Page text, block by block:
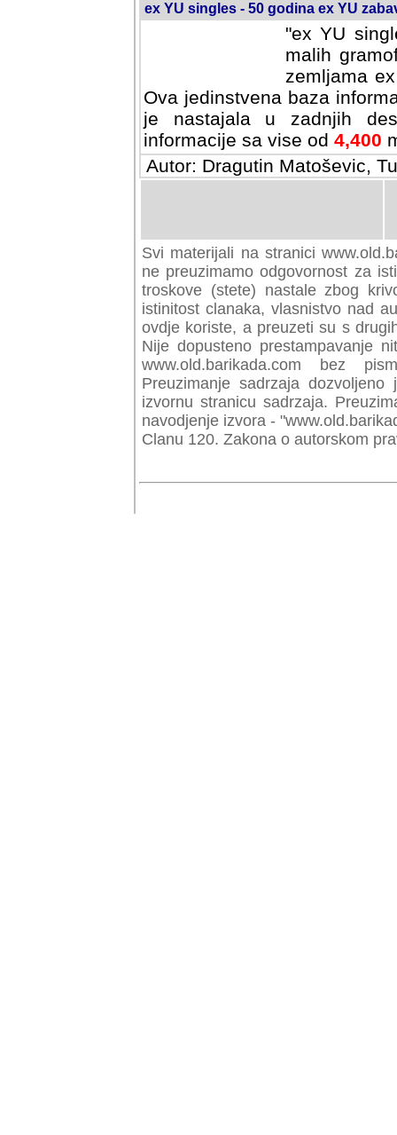
ex YU singles - 50 godina ex YU
"ex YU
malih
zemljama
Ova jedinstvena baza
je nastajala u zadnjih
informacije sa vise od 4,400
Autor: Dragutin Matoševic,
Svi materijali na stranici
preuzimamo odgovornost za
troskove (stete) nastale zbog
istinitost clanaka, vlasnistvo nad
ovdje koriste, a preuzeti su s
Nije dopusteno prestampavanje
www.old.barikada.com bez
Preuzimanje sadrzaja
izvornu stranicu sadrzaja.
navodjenje izvora -
Clanu 120. Zakona o autorskom